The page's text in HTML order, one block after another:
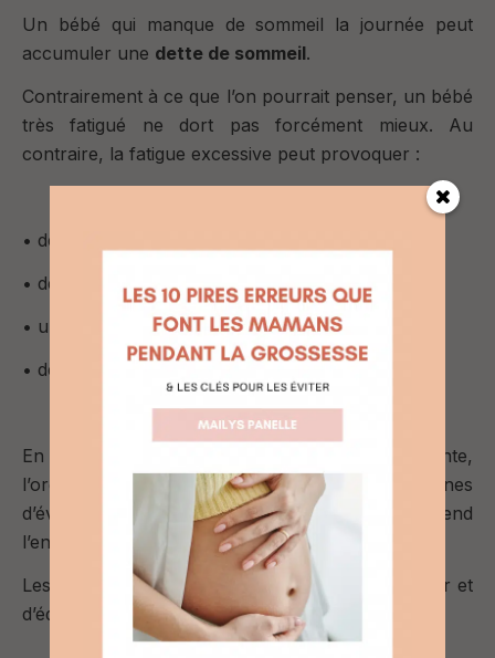
Un bébé qui manque de sommeil la journée peut
accumuler une dette de sommeil.
Contrairement à ce que l’on pourrait penser, un bébé
très fatigué ne dort pas forcément mieux. Au
contraire, la fatigue excessive peut provoquer :
• des difficultés d’endormissement
• des réveils nocturnes plus fréquents
• un sommeil agité
• des nuits fragmentées
En effet, lorsque la fatigue devient trop importante,
l’organisme peut produire davantage d’hormones
d’éveil comme le cortisol, ce qui rend
l’endormissement plus difficile.
Les siestes permettent donc au bébé de récupérer et
d’équilibrer son sommeil sur 24 heures.